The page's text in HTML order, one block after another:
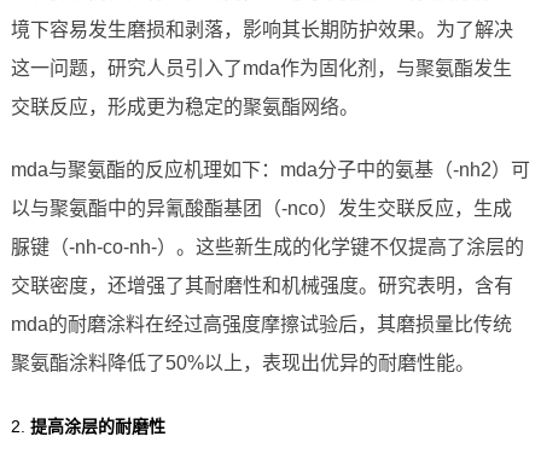
境下容易发生磨损和剥落，影响其长期防护效果。为了解决
这一问题，研究人员引入了mda作为固化剂，与聚氨酯发生
交联反应，形成更为稳定的聚氨酯网络。
mda与聚氨酯的反应机理如下：mda分子中的氨基（-nh2）可
以与聚氨酯中的异氰酸酯基团（-nco）发生交联反应，生成
脲键（-nh-co-nh-）。这些新生成的化学键不仅提高了涂层的
交联密度，还增强了其耐磨性和机械强度。研究表明，含有
mda的耐磨涂料在经过高强度摩擦试验后，其磨损量比传统
聚氨酯涂料降低了50%以上，表现出优异的耐磨性能。
2. 提高涂层的耐磨性